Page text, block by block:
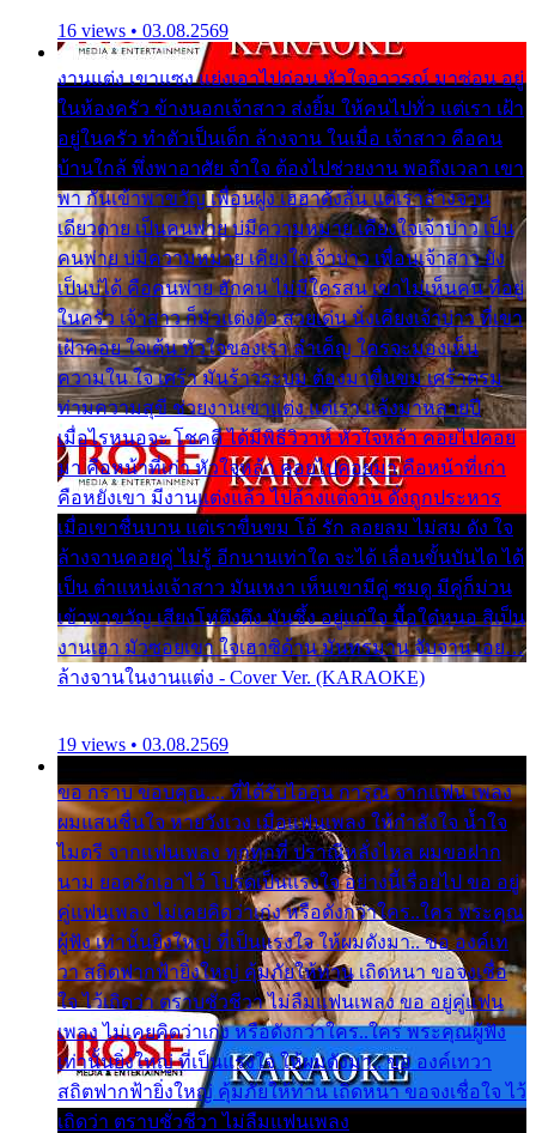
16 views • 03.08.2569
งานแต่ง เขาแซง แย่งเอาไปก่อน หัวใจอาวรณ์ มาซ่อน อยู่
ในห้องครัว ข้างนอกเจ้าสาว ส่งยิ้ม ให้คนไปทั่ว แต่เรา เฝ้า
อยู่ในครัว ทำตัวเป็นเด็ก ล้างจาน ในเมื่อ เจ้าสาว คือคน
บ้านใกล้ พึ่งพาอาศัย จำใจ ต้องไปช่วยงาน พอถึงเวลา เขา
พา กันเข้าพาขวัญ เพื่อนฝูง เฮฮาดังลั่น แต่เราล้างจาน
เดียวดาย เป็นคนพ่าย บ่มีความหมาย เคียงใจเจ้าบ่าว เป็น
คนพ่าย บ่มีความหมาย เคียงใจเจ้าบ่าว เพื่อนเจ้าสาว ยัง
เป็นบ่ได้ คือคนพ่าย ฮักคน ไม่มีใครสน เขาไม่เห็นคน ที่อยู่
ในครัว เจ้าสาว ก็มัวแต่งตัว สวยเด่น นั่งเคียงเจ้าบ่าว ที่เขา
เฝ้าคอย ใจเต้น หัวใจของเรา ลำเค็ญ ใครจะมองเห็น
ความใน ใจ เศร้า มันร้าวระบม ต้องมาขื่นขม เศร้าตรม
ท่ามความสุขี ช่วยงานเขาแต่ง แต่เรา แล้งมาหลายปี
เมื่อไรหนอจะ โชคดี ได้มีพิธีวิวาห์ หัวใจหล้า คอยไปคอย
มา คือหน้าที่เก่า หัวใจหล้า คอยไปคอยมา คือหน้าที่เก่า
คือหยังเขา มีงานแต่งแล้ว ไปล้างแต่จาน ดั่งถูกประหาร
เมื่อเขาชื่นบาน แต่เราขื่นขม โอ้ รัก ลอยลม ไม่สม ดัง ใจ
ล้างจานคอยคู่ ไม่รู้ อีกนานเท่าใด จะได้ เลื่อนขั้นบันได ได้
เป็น ตำแหน่งเจ้าสาว มันเหงา เห็นเขามีคู่ ซมดู มีคู่ก็ม่วน
เข้าพาขวัญ เสียงโห่ตึงตึง มันซึ้ง อยู่แก่ใจ มื้อใด๋หนอ สิเป็น
งานเฮา มัวซอยเขา ใจเฮาซิด้าน มันทรมาน จับจาน เอย…
ล้างจานในงานแต่ง - Cover Ver. (KARAOKE)
19 views • 03.08.2569
ขอ กราบ ขอบคุณ.... ที่ได้รับไออุ่น การุณ จากแฟน เพลง
ผมแสนชื่นใจ หายวังเวง เมื่อแฟนเพลง ให้กำลังใจ น้ำใจ
ไมตรี จากแฟนเพลง ทุกทุกที่ ปราณีหลั่งไหล ผมขอฝาก
นาม ยอดรักเอาไว้ โปรดเป็นแรงใจ อย่างนี้เรื่อยไป ขอ อยู่
คู่แฟนเพลง ไม่เคยคิดว่าเก่ง หรือดังกว่าใคร..ใคร พระคุณ
ผู้ฟัง เท่านั้นยิ่งใหญ่ ที่เป็นแรงใจ ให้ผมดังมา.. ขอ องค์เท
วา สถิตฟากฟ้ายิ่งใหญ่ คุ้มภัยให้ท่าน เถิดหนา ขอจงเชื่อ
ใจ ไว้เถิดว่า ตราบชั่วชีวา ไม่ลืมแฟนเพลง ขอ อยู่คู่แฟน
เพลง ไม่เคยคิดว่าเก่ง หรือดังกว่าใคร..ใคร พระคุณผู้ฟัง
เท่านั้นยิ่งใหญ่ ที่เป็นแรงใจ ให้ผมดังมา.. ขอ องค์เทวา
สถิตฟากฟ้ายิ่งใหญ่ คุ้มภัยให้ท่าน เถิดหนา ขอจงเชื่อใจ ไว้
เถิดว่า ตราบชั่วชีวา ไม่ลืมแฟนเพลง